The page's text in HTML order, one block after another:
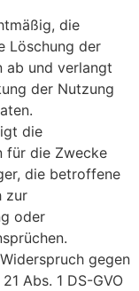
die
Löschung der
ab und verlangt
der Nutzung
die
für die Zwecke
die betroffene
zur
oder
gegen
Abs. 1 DS-GVO